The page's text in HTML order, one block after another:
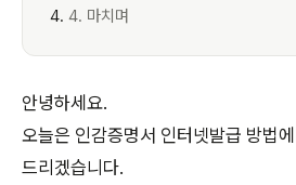
4. 마치며
안녕하세요.
오늘은 인감증명서 인터넷발급 방법
드리겠습니다.